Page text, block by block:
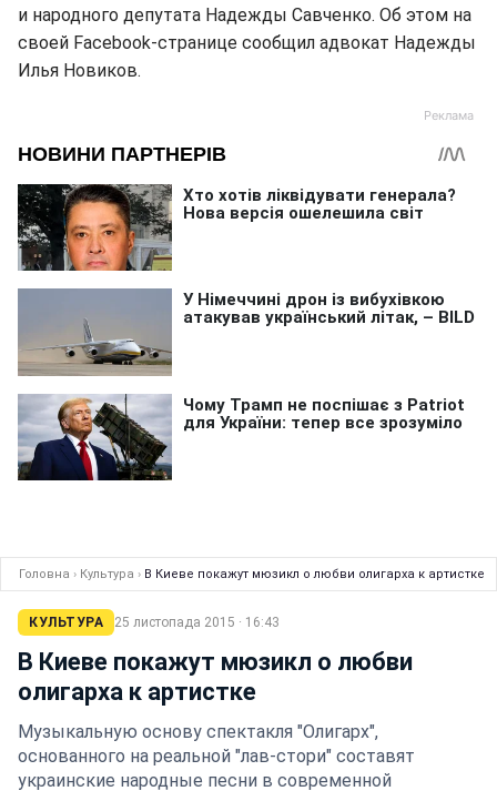
и народного депутата Надежды Савченко. Об этом на
своей Facebook-странице сообщил адвокат Надежды
Илья Новиков.
Головна › Культура › В Киеве покажут мюзикл о любви олигарха к артистке
КУЛЬТУРА 25 листопада 2015 · 16:43
В Киеве покажут мюзикл о любви
олигарха к артистке
Музыкальную основу спектакля "Олигарх",
основанного на реальной "лав-стори" составят
украинские народные песни в современной